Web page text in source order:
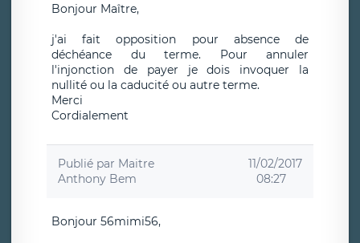
Bonjour Maître,
j'ai fait opposition pour absence de
déchéance du terme. Pour annuler
l'injonction de payer je dois invoquer la
nullité ou la caducité ou autre terme.
Merci
Cordialement
Publié par Maitre
Anthony Bem
11/02/2017
08:27
Bonjour 56mimi56,